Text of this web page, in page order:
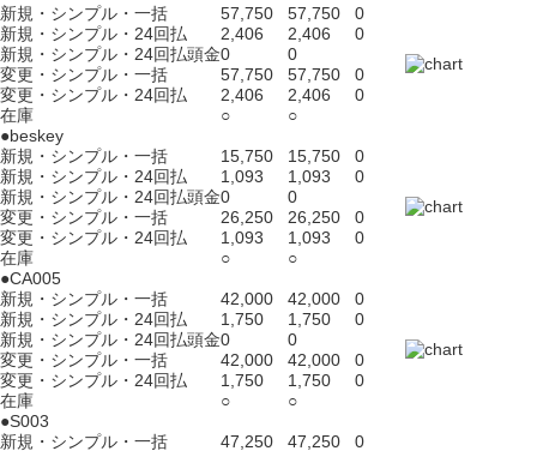
新規・シンプル・一括
57,750 57,750
0
新規・シンプル・24回払
2,406 2,406
0
新規・シンプル・24回払頭金0
0
変更・シンプル・一括
57,750 57,750
0
変更・シンプル・24回払
2,406 2,406
0
在庫
○
○
●beskey
新規・シンプル・一括
15,750 15,750
0
新規・シンプル・24回払
1,093 1,093
0
新規・シンプル・24回払頭金0
0
変更・シンプル・一括
26,250 26,250
0
変更・シンプル・24回払
1,093 1,093
0
在庫
○
○
●CA005
新規・シンプル・一括
42,000 42,000
0
新規・シンプル・24回払
1,750 1,750
0
新規・シンプル・24回払頭金0
0
変更・シンプル・一括
42,000 42,000
0
変更・シンプル・24回払
1,750 1,750
0
在庫
○
○
●S003
新規・シンプル・一括
47,250 47,250
0